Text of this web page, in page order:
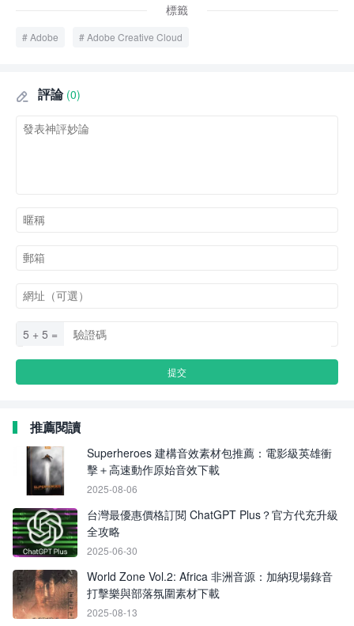
標籤
Adobe Adobe Creative Cloud
 評論 (0)
5 + 5 =
推薦閱讀
Superheroes 建構音效素材包推薦：電影級英雄衝
擊＋高速動作原始音效下載
2025-08-06
台灣最優惠價格訂閱 ChatGPT Plus？官方代充升級
全攻略
2025-06-30
World Zone Vol.2: Africa 非洲音源：加納現場錄音
打擊樂與部落氛圍素材下載
2025-08-13